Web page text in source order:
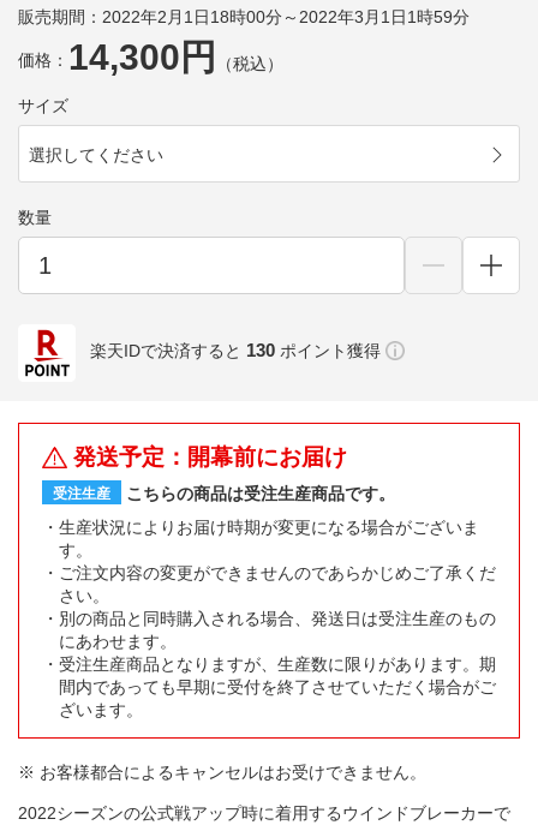
販売期間：2022年2月1日18時00分～2022年3月1日1時59分
価格： 14,300円 （税込）
サイズ
選択してください
数量
楽天IDで決済すると 130 ポイント獲得
発送予定：開幕前にお届け
受注生産
こちらの商品は受注生産商品です。
生産状況によりお届け時期が変更になる場合がございま
す。
ご注文内容の変更ができませんのであらかじめご了承くだ
さい。
別の商品と同時購入される場合、発送日は受注生産のもの
にあわせます。
受注生産商品となりますが、生産数に限りがあります。期
間内であっても早期に受付を終了させていただく場合がご
ざいます。
※ お客様都合によるキャンセルはお受けできません。
2022シーズンの公式戦アップ時に着用するウインドブレーカーで